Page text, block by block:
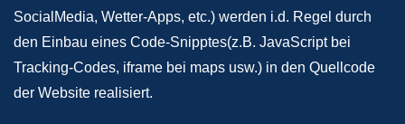
SocialMedia, Wetter-Apps, etc.) werden i.d. Regel durch
den Einbau eines Code-Snipptes(z.B. JavaScript bei
Tracking-Codes, iframe bei maps usw.) in den Quellcode
der Website realisiert.